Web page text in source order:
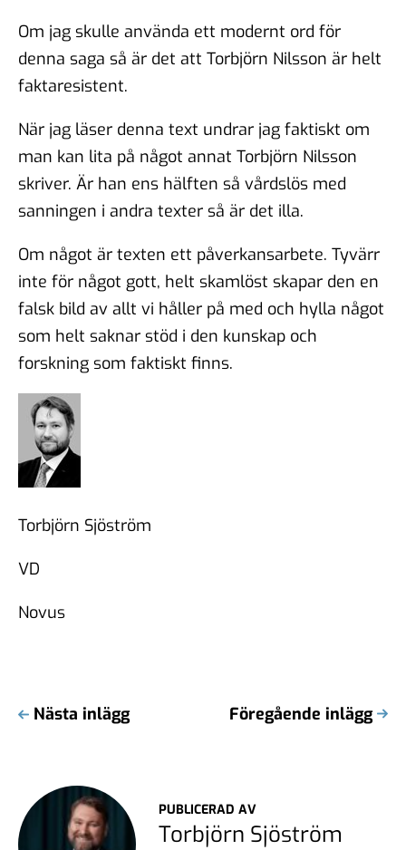
Om jag skulle använda ett modernt ord för
denna saga så är det att Torbjörn Nilsson är helt
faktaresistent.
När jag läser denna text undrar jag faktiskt om
man kan lita på något annat Torbjörn Nilsson
skriver. Är han ens hälften så vårdslös med
sanningen i andra texter så är det illa.
Om något är texten ett påverkansarbete. Tyvärr
inte för något gott, helt skamlöst skapar den en
falsk bild av allt vi håller på med och hylla något
som helt saknar stöd i den kunskap och
forskning som faktiskt finns.
Torbjörn Sjöström
VD
Novus
Nästa inlägg Föregående inlägg
PUBLICERAD AV
Torbjörn Sjöström